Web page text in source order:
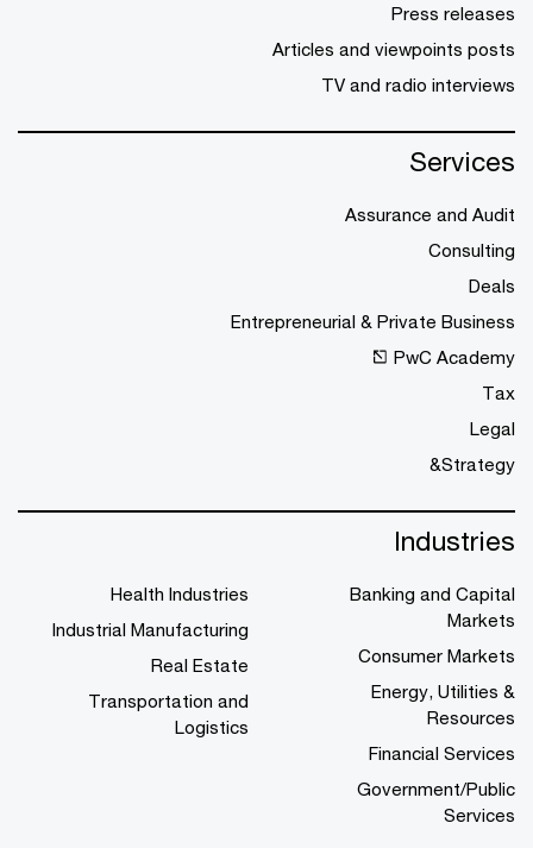
Press releases
Articles and viewpoints posts
TV and radio interviews
Services
Assurance and Audit
Consulting
Deals
Entrepreneurial & Private Business
PwC Academy
Tax
Legal
Strategy&
Industries
Banking and Capital
Markets
Consumer Markets
Energy, Utilities &
Resources
Financial Services
Government/Public
Services
Health Industries
Industrial Manufacturing
Real Estate
Transportation and
Logistics